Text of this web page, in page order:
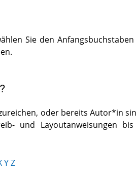
Sie den
oder bereits Autor*in
und Layoutanweisungen
YZ